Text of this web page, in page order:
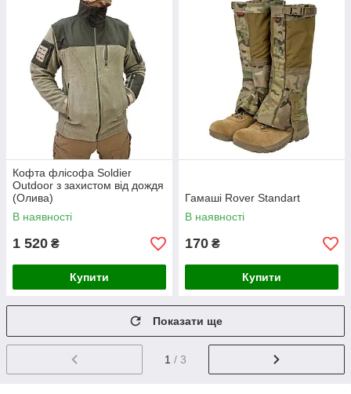
Кофта флісофа Soldier
Outdoor з захистом від дождя
(Олива)
В наявності
1 520 ₴
Купити
Гамаші Rover Standart
В наявності
170 ₴
Купити
Показати ще
1 / 3